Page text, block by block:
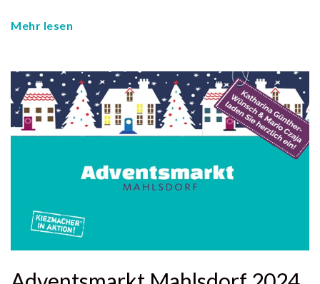
Mehr lesen